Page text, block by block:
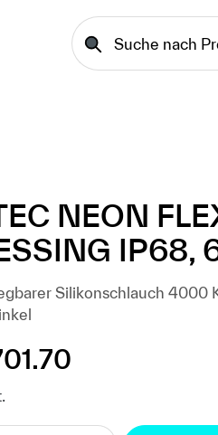
NEON
IP68,
Silikonschlauch 4000